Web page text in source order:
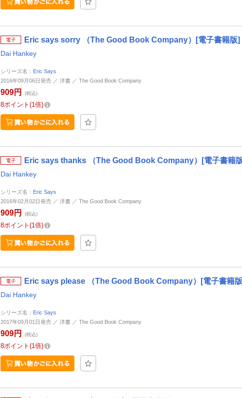
電子 Eric says sorry （The Good Book Company）[電子書籍版]
Dai Hankey
シリーズ名： Eric Says
2016年09月06日発売 ／ 洋書 ／ The Good Book Company
909円 (税込)
8ポイント 1倍
電子 Eric says thanks （The Good Book Company）[電子書籍
Dai Hankey
シリーズ名： Eric Says
2016年02月02日発売 ／ 洋書 ／ The Good Book Company
909円 (税込)
8ポイント 1倍
電子 Eric says please （The Good Book Company）[電子書籍
Dai Hankey
シリーズ名： Eric Says
2017年09月01日発売 ／ 洋書 ／ The Good Book Company
909円 (税込)
8ポイント 1倍